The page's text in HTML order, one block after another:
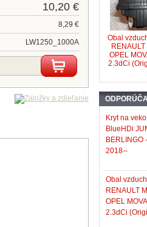
10,20 €
8,29 €
LW1250_1000A
Obal
OPEL
2.3dCi
Kryt na
BlueHDi
BERLINGO
2018--
Obal
RENAULT
OPEL
2.3dCi